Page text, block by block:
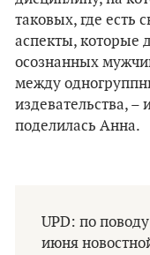
таковых, где есть
аспекты, которые
осознанных
между
издевательства,
поделилась Анна.
UPD: по
июня